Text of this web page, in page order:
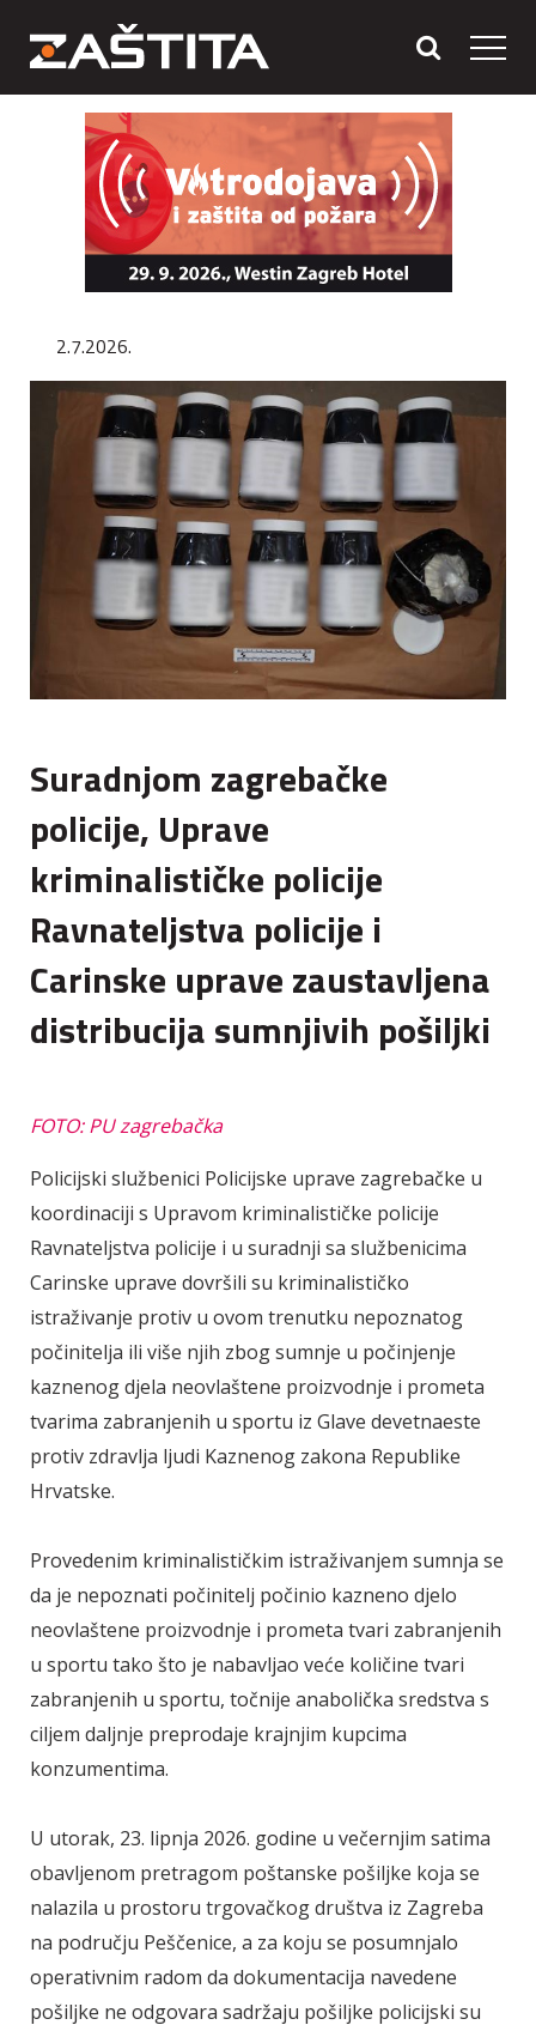
2.7.2026.
Suradnjom zagrebačke
policije, Uprave
kriminalističke policije
Ravnateljstva policije i
Carinske uprave zaustavljena
distribucija sumnjivih pošiljki
FOTO: PU zagrebačka
Policijski službenici Policijske uprave zagrebačke u
koordinaciji s Upravom kriminalističke policije
Ravnateljstva policije i u suradnji sa službenicima
Carinske uprave dovršili su kriminalističko
istraživanje protiv u ovom trenutku nepoznatog
počinitelja ili više njih zbog sumnje u počinjenje
kaznenog djela neovlaštene proizvodnje i prometa
tvarima zabranjenih u sportu iz Glave devetnaeste
protiv zdravlja ljudi Kaznenog zakona Republike
Hrvatske.
Provedenim kriminalističkim istraživanjem sumnja se
da je nepoznati počinitelj počinio kazneno djelo
neovlaštene proizvodnje i prometa tvari zabranjenih
u sportu tako što je nabavljao veće količine tvari
zabranjenih u sportu, točnije anabolička sredstva s
ciljem daljnje preprodaje krajnjim kupcima
konzumentima.
U utorak, 23. lipnja 2026. godine u večernjim satima
obavljenom pretragom poštanske pošiljke koja se
nalazila u prostoru trgovačkog društva iz Zagreba
na području Peščenice, a za koju se posumnjalo
operativnim radom da dokumentacija navedene
pošiljke ne odgovara sadržaju pošiljke policijski su